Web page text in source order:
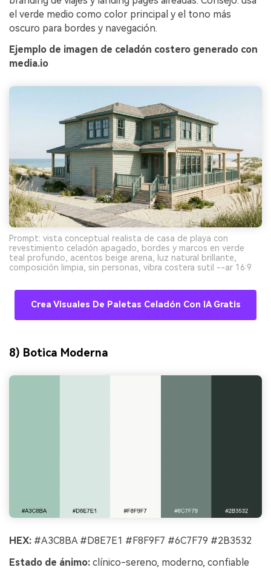
el verde medio como color principal y el tono más
oscuro para bordes y navegación.
Ejemplo de imagen de celadón costero generado con
media.io
Prompt: vista conceptual realista de casa de playa con
revestimiento celadón apagado, bordes y marcos en verde
teal profundo, acentos beige arena, luz natural brillante,
composición limpia, sin personas, vibra costera sutil --ar 16:9
Crea Visuales De Paletas Celadón Con IA Gratis
8) Botica Moderna
HEX: #A3C8BA #D8E7E1 #F8F9F7 #6C7F79 #2B3532
Estado de ánimo: clínico-sereno, moderno, confiable